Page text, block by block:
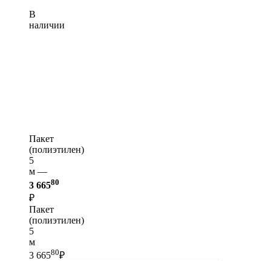
В
наличии
Пакет
(полиэтилен)
5
м —
3 66580
₽
Пакет
(полиэтилен)
5
м
3 66580₽